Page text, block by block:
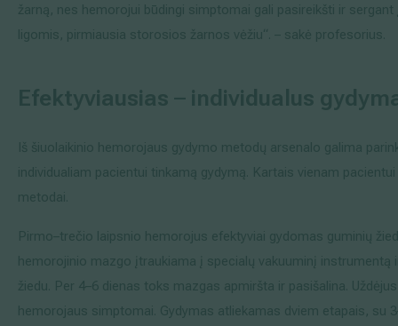
žarną, nes hemorojui būdingi simptomai gali pasireikšti ir
ligomis, pirmiausia storosios žarnos vėžiu“. – sakė profesorius.
Efektyviausias – individualus
Iš šiuolaikinio hemorojaus gydymo metodų arsenalo galima
individualiam pacientui tinkamą gydymą. Kartais vienam
metodai.
Pirmo–trečio laipsnio hemorojus efektyviai gydomas guminių
hemorojinio mazgo įtraukiama į specialų vakuuminį instrumentą
žiedu. Per 4–6 dienas toks mazgas apmiršta ir pasišalina.
hemorojaus simptomai. Gydymas atliekamas dviem etapais, su